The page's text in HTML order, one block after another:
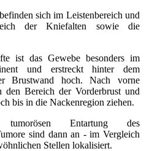
sich im Leistenbereich und
der Kniefalten sowie die
ist das Gewebe besonders im
und erstreckt hinter dem
Brustwand hoch. Nach vorne
Bereich der Vorderbrust und
bis in die Nackenregion ziehen.
Entartung des
sind dann an - im Vergleich
Stellen lokalisiert.